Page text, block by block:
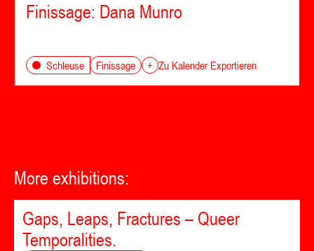
Finissage: Dana Munro
Schleuse Finissage + Zu Kalender Exportieren
More exhibitions:
Gaps, Leaps, Fractures – Queer
Temporalities.